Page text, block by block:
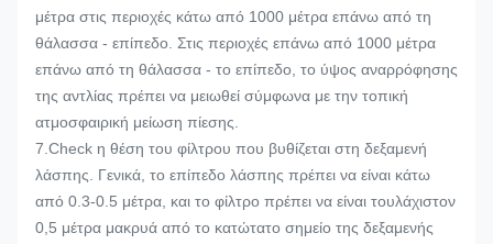
μέτρα στις περιοχές κάτω από 1000 μέτρα επάνω από τη
θάλασσα - επίπεδο. Στις περιοχές επάνω από 1000 μέτρα
επάνω από τη θάλασσα - το επίπεδο, το ύψος αναρρόφησης
της αντλίας πρέπει να μειωθεί σύμφωνα με την τοπική
ατμοσφαιρική μείωση πίεσης.
7.Check η θέση του φίλτρου που βυθίζεται στη δεξαμενή
λάσπης. Γενικά, το επίπεδο λάσπης πρέπει να είναι κάτω
από 0.3-0.5 μέτρα, και το φίλτρο πρέπει να είναι τουλάχιστον
0,5 μέτρα μακρυά από το κατώτατο σημείο της δεξαμενής